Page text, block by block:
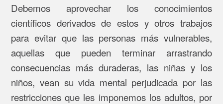
Debemos aprovechar los conocimientos
científicos derivados de estos y otros trabajos
para evitar que las personas más vulnerables,
aquellas que pueden terminar arrastrando
consecuencias más duraderas, las niñas y los
niños, vean su vida mental perjudicada por las
restricciones que les imponemos los adultos, por